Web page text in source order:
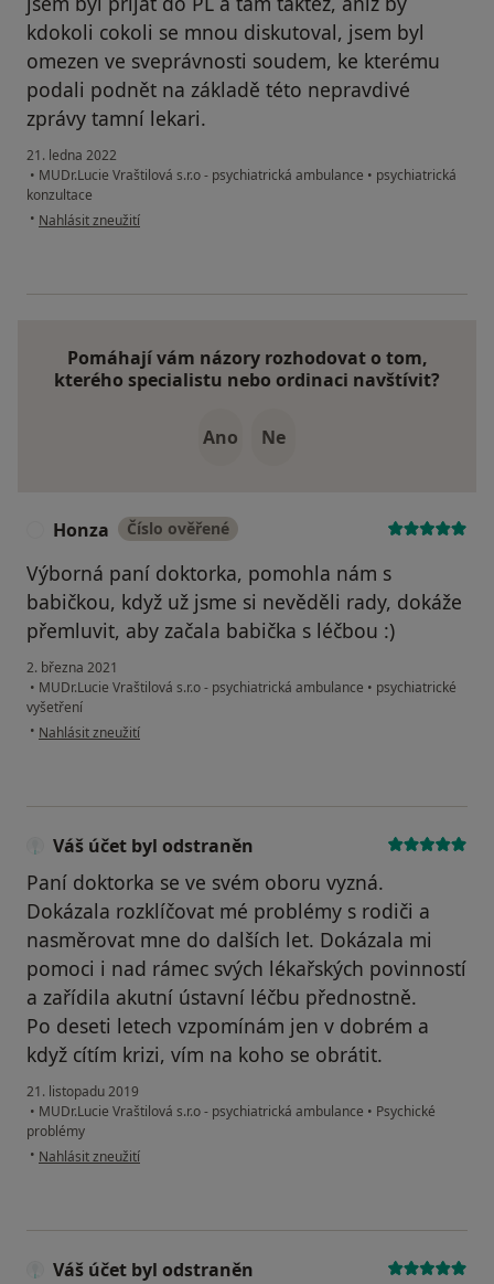
kdokoli cokoli se mnou diskutoval, jsem byl
omezen ve sveprávnosti soudem, ke kterému
podali podnět na základě této nepravdivé
zprávy tamní lekari.
21. ledna 2022
• MUDr.Lucie Vraštilová s.r.o - psychiatrická ambulance • psychiatrická
konzultace
• podle názoru uživatele Nespokojeny pacient
Nahlásit zneužití
Pomáhají vám názory rozhodovat o tom,
kterého specialistu nebo ordinaci navštívit?
Ano Ne
Honza Číslo ověřené
Výborná paní doktorka, pomohla nám s
babičkou, když už jsme si nevěděli rady, dokáže
přemluvit, aby začala babička s léčbou :)
2. března 2021
• MUDr.Lucie Vraštilová s.r.o - psychiatrická ambulance • psychiatrické
vyšetření
• podle názoru uživatele Honza
Nahlásit zneužití
Váš účet byl odstraněn
Paní doktorka se ve svém oboru vyzná.
Dokázala rozklíčovat mé problémy s rodiči a
nasměrovat mne do dalších let. Dokázala mi
pomoci i nad rámec svých lékařských povinností
a zařídila akutní ústavní léčbu přednostně.
Po deseti letech vzpomínám jen v dobrém a
když cítím krizi, vím na koho se obrátit.
21. listopadu 2019
• MUDr.Lucie Vraštilová s.r.o - psychiatrická ambulance • Psychické
problémy
• podle názoru uživatele Váš účet byl odstraněn
Nahlásit zneužití
Váš účet byl odstraněn